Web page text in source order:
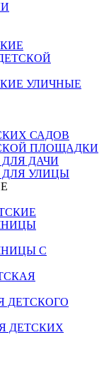
УЛИЧНЫЕ
САДОВ
ПЛОЩАДКИ
ДАЧИ
ДЛЯ УЛИЦЫ
С
ДЕТСКОГО
ДЕТСКИХ